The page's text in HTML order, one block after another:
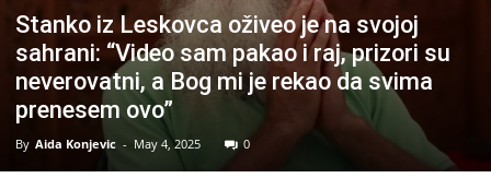
Stanko iz Leskovca oživeo je na svojoj
sahrani: “Video sam pakao i raj, prizori su
neverovatni, a Bog mi je rekao da svima
prenesem ovo”
By Aida Konjevic - May 4, 2025 0